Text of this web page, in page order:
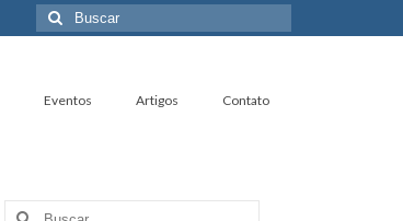
Buscar
por:
Eventos Artigos Contato
Buscar